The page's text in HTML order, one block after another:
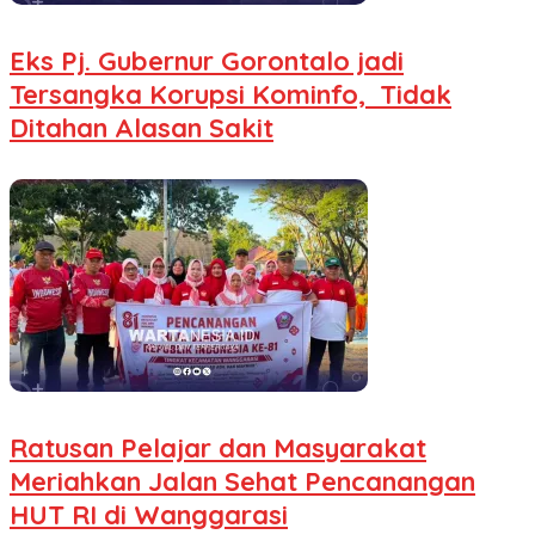
Eks Pj. Gubernur Gorontalo jadi
Tersangka Korupsi Kominfo, Tidak
Ditahan Alasan Sakit
Ratusan Pelajar dan Masyarakat
Meriahkan Jalan Sehat Pencanangan
HUT RI di Wanggarasi